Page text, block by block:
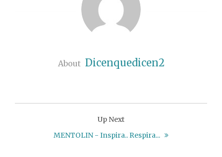
About Dicenquedicen2
Up Next
MENTOLIN - Inspira.. Respira...